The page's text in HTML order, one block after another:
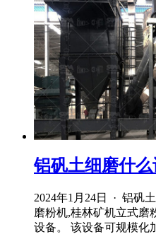
铝矾土细磨什
2024年1月24日 · 铝矾
磨粉机,桂林矿机立式磨
设备。 该设备可规模化